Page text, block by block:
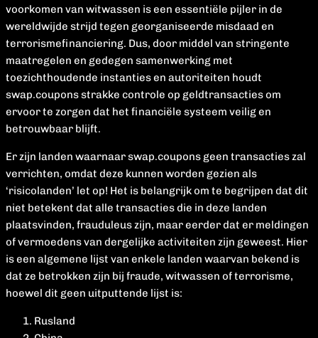
voorkomen van witwassen is een essentiële pijler in de
wereldwijde strijd tegen georganiseerde misdaad en
terrorismefinanciering. Dus, door middel van stringente
maatregelen en gedegen samenwerking met
toezichthoudende instanties en autoriteiten houdt
swap.coupons strakke controle op geldtransacties om
ervoor te zorgen dat het financiële systeem veilig en
betrouwbaar blijft.
Er zijn landen waarnaar swap.coupons geen transacties zal
verrichten, omdat deze kunnen worden gezien als
‘risicolanden’ let op! Het is belangrijk om te begrijpen dat dit
niet betekent dat alle transacties die in deze landen
plaatsvinden, frauduleus zijn, maar eerder dat er meldingen
of vermoedens van dergelijke activiteiten zijn geweest. Hier
is een algemene lijst van enkele landen waarvan bekend is
dat ze betrokken zijn bij fraude, witwassen of terrorisme,
hoewel dit geen uitputtende lijst is:
Rusland